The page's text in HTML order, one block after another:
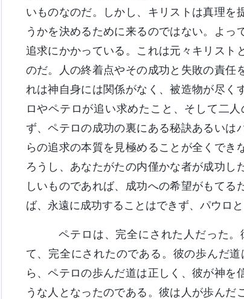
いものなのだ。しかし、キリストは真理
うかを決めるために来るのではない。よ
追求にかかっている。これは元々キリスト
のだ。人の終着点やその成功と失敗の責任
れは神自身には関係がなく、被造物が尽く
ロやペテロが追い求めたこと、そして二
ず、ペテロの成功の裏にある秘訣あるいは
らの追求の本質を見極めることが全くで
ろうし、あなたがたの内僅かな者が成功
しいものであれば、成功への希望がもて
ば、永遠に成功することはできず、パウロ
ペテロは、完全にされた人だった。
て、完全にされたのである。彼の歩んだ
ら、ペテロの歩んだ道は正しく、彼が神を
うな人となったのである。彼は人が歩ん